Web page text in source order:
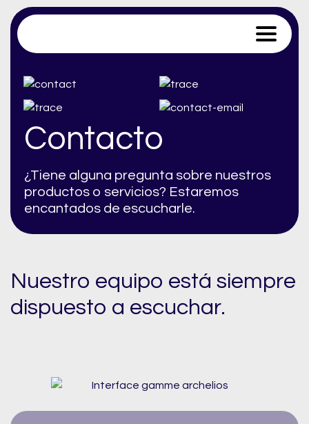
Trace Software
Contacto
¿Tiene alguna pregunta sobre nuestros
productos o servicios? Estaremos
encantados de escucharle.
Nuestro equipo está siempre
dispuesto a escuchar.